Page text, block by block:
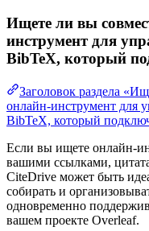
Ищете ли вы
инструмент для
BibTeX, который
Заголовок раздела
онлайн-инструмент для
BibTeX, который
Если вы ищете онлайн-
вашими ссылками,
CiteDrive может быть
собирать и
одновременно
вашем проекте Overleaf.